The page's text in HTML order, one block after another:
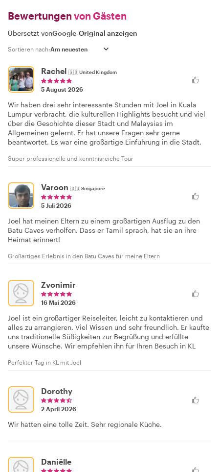
Bewertungen von Gästen
Übersetzt vonGoogle-Original anzeigen
Sortieren nach:
Rachel 🇬🇧United Kingdom
5 August 2026
Wir haben drei sehr interessante Stunden mit Joel in Kuala
Lumpur verbracht, die kulturellen Highlights besucht und viel
über die Geschichte dieser Stadt und Malaysias im
Allgemeinen gelernt. Er hat unsere Fragen sehr gerne
beantwortet. Es war eine großartige Einführung in die Stadt.
Super professionelle und kenntnisreiche Tour
Varoon 🇸🇬Singapore
5 Juli 2026
Joel hat meinen Eltern zu einem großartigen Ausflug zu den
Batu Caves verholfen. Dass er Tamil sprach, hat sie an ihre
Heimat erinnert!
Großartiges Erlebnis in den Batu Caves für meine Eltern
Zvonimir
16 Mai 2026
Joel ist ein großartiger Reiseleiter, leicht zu kontaktieren und
alles zu arrangieren. Viel Wissen und sehr freundlich. Er kaufte
uns traditionelle Süßigkeiten zur Begrüßung und erfüllte
unsere Wünsche. Wir empfehlen ihn für Ihren Besuch in KL
Perfekter Tag in KL mit Joel
Dorothy
2 April 2026
Wir hatten eine tolle Zeit. Sehr regionale Küche.
Daniëlle